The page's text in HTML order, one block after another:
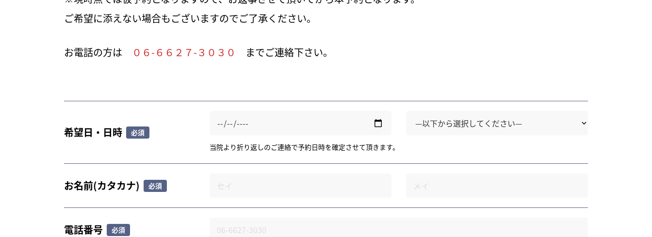
ご希望に添えない場合もございますのでご了承ください。
お電話の方は ０６-６６２７-３０３０ までご連絡下さい。
希望日・日時
当院より折り返しのご連絡で予約日時を確定させて頂きます。
お名前(カタカナ)
電話番号